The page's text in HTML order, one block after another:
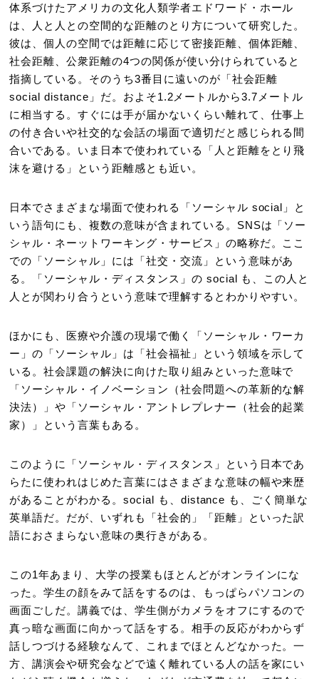
体系づけたアメリカの文化人類学者エドワード・ホール
は、人と人との空間的な距離のとり方について研究した。
彼は、個人の空間では距離に応じて密接距離、個体距離、
社会距離、公衆距離の4つの関係が使い分けられていると
指摘している。そのうち3番目に遠いのが「社会距離
social distance」だ。およそ1.2メートルから3.7メートル
に相当する。すぐには手が届かないくらい離れて、仕事上
の付き合いや社交的な会話の場面で適切だと感じられる間
合いである。いま日本で使われている「人と距離をとり飛
沫を避ける」という距離感とも近い。
日本でさまざまな場面で使われる「ソーシャル social」と
いう語句にも、複数の意味が含まれている。SNSは「ソー
シャル・ネーットワーキング・サービス」の略称だ。ここ
での「ソーシャル」には「社交・交流」という意味があ
る。「ソーシャル・ディスタンス」の social も、この人と
人とが関わり合うという意味で理解するとわかりやすい。
ほかにも、医療や介護の現場で働く「ソーシャル・ワーカ
ー」の「ソーシャル」は「社会福祉」という領域を示して
いる。社会課題の解決に向けた取り組みといった意味で
「ソーシャル・イノベーション（社会問題への革新的な解
決法）」や「ソーシャル・アントレプレナー（社会的起業
家）」という言葉もある。
このように「ソーシャル・ディスタンス」という日本であ
らたに使われはじめた言葉にはさまざまな意味の幅や来歴
があることがわかる。social も、distance も、ごく簡単な
英単語だ。だが、いずれも「社会的」「距離」といった訳
語におさまらない意味の奥行きがある。
この1年あまり、大学の授業もほとんどがオンラインにな
った。学生の顔をみて話をするのは、もっぱらパソコンの
画面ごしだ。講義では、学生側がカメラをオフにするので
真っ暗な画面に向かって話をする。相手の反応がわからず
話しつづける経験なんて、これまでほとんどなかった。一
方、講演会や研究会などで遠く離れている人の話を家にい